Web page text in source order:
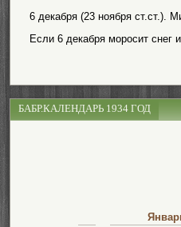
6 декабря (23 ноября ст.ст.).
Если 6 декабря моросит снег
БАБР.КАЛЕНДАРЬ 1934 ГОД